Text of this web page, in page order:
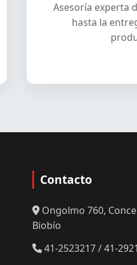
Asesoría experta
hasta la
Contacto
Ongolmo 760,
Biobío
41-2523217 / 41-